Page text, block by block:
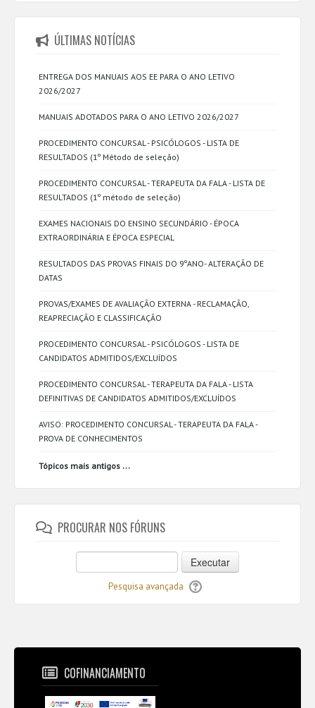
ÚLTIMAS NOTÍCIAS
ENTREGA DOS MANUAIS AOS EE PARA O ANO LETIVO
2026/2027
MANUAIS ADOTADOS PARA O ANO LETIVO 2026/2027
PROCEDIMENTO CONCURSAL - PSICÓLOGOS - LISTA DE
RESULTADOS (1º Método de seleção)
PROCEDIMENTO CONCURSAL - TERAPEUTA DA FALA - LISTA DE
RESULTADOS (1º método de seleção)
EXAMES NACIONAIS DO ENSINO SECUNDÁRIO - ÉPOCA
EXTRAORDINÁRIA E ÉPOCA ESPECIAL
RESULTADOS DAS PROVAS FINAIS DO 9ºANO- ALTERAÇÃO DE
DATAS
PROVAS/EXAMES DE AVALIAÇÃO EXTERNA - RECLAMAÇÃO,
REAPRECIAÇÃO E CLASSIFICAÇÃO
PROCEDIMENTO CONCURSAL - PSICÓLOGOS - LISTA DE
CANDIDATOS ADMITIDOS/EXCLUÍDOS
PROCEDIMENTO CONCURSAL - TERAPEUTA DA FALA - LISTA
DEFINITIVAS DE CANDIDATOS ADMITIDOS/EXCLUÍDOS
AVISO: PROCEDIMENTO CONCURSAL - TERAPEUTA DA FALA -
PROVA DE CONHECIMENTOS
Tópicos mais antigos ...
PROCURAR NOS FÓRUNS
Executar
Pesquisa avançada
COFINANCIAMENTO